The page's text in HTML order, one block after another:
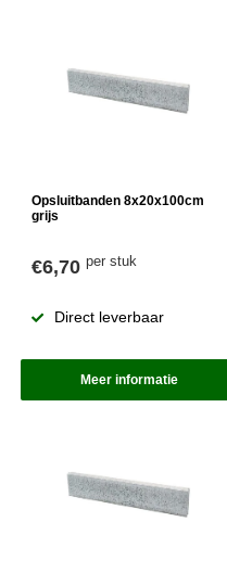
Opsluitbanden 8x20x100cm
grijs
€6,70 per stuk
Direct leverbaar
Meer informatie